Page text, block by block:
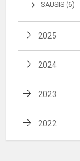
SAUSIS (6)
2025
2024
2023
2022